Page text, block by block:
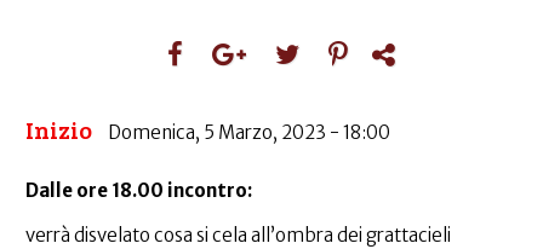
Inizio Domenica, 5 Marzo, 2023 - 18:00
Dalle ore 18.00 incontro:
verrà disvelato cosa si cela all’ombra dei grattacieli